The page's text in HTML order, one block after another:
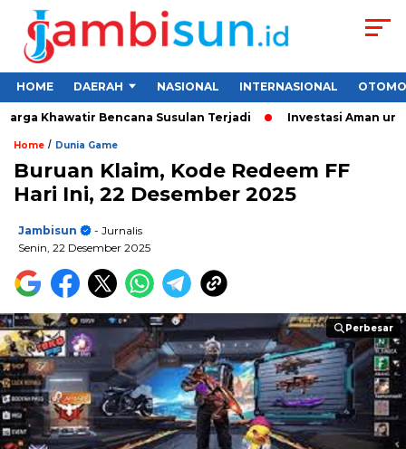
HOME DAERAH NASIONAL INTERNASIONAL
Khawatir Bencana Susulan Terjadi Investasi Aman untuk
Home / Dunia Game
Buruan Klaim, Kode Redeem FF
Hari Ini, 22 Desember 2025
Jambisun
- Jurnalis
Senin, 22 Desember 2025
Perbesar
Perbesar